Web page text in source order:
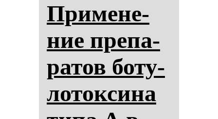
При­ме­не­
ние пре­па­
ра­тов бо­ту­
ло­ток­си­на